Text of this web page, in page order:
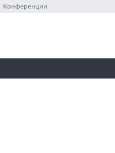
Конференции